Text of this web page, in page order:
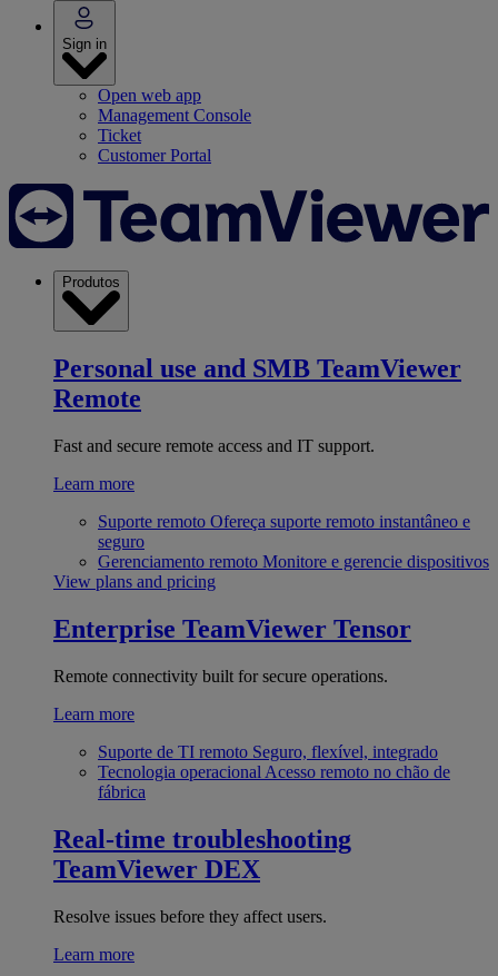
Sign in
Open web app
Management Console
Ticket
Customer Portal
Produtos
Personal use and SMB TeamViewer
Remote
Fast and secure remote access and IT support.
Learn more
Suporte remoto Ofereça suporte remoto instantâneo e
seguro
Gerenciamento remoto Monitore e gerencie dispositivos
View plans and pricing
Enterprise TeamViewer Tensor
Remote connectivity built for secure operations.
Learn more
Suporte de TI remoto Seguro, flexível, integrado
Tecnologia operacional Acesso remoto no chão de
fábrica
Real-time troubleshooting
TeamViewer DEX
Resolve issues before they affect users.
Learn more